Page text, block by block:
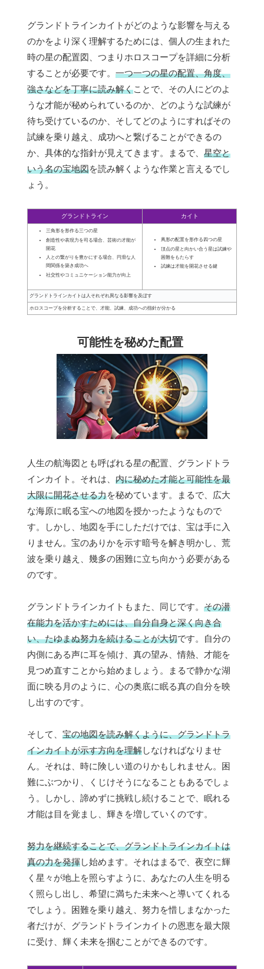
グランドトラインカイトがどのような影響を与える
のかをより深く理解するためには、個人の生まれた
時の星の配置図、つまりホロスコープを詳細に分析
することが必要です。 一つ一つの星の配置、角度、
強さなどを丁寧に読み解くことで、その人にどのよ
うな才能が秘められているのか、どのような試練が
待ち受けているのか、そしてどのようにすればその
試練を乗り越え、成功へと繋げることができるの
か、具体的な指針が見えてきます。まるで、 星空と
いう名の宝地図を読み解くような作業と言えるでし
ょう。
グランドトライン カイト
三角形を形作る三つの星
創造性や表現力を司る場合、芸術の才能が
開花
人との繋がりを豊かにする場合、円滑な人
間関係を築き成功へ
社交性やコミュニケーション能力が向上
凧形の配置を形作る四つの星
頂点の星と向かい合う星は試練や
困難をもたらす
試練は才能を開花させる鍵
グランドトラインカイトは人それぞれ異なる影響を及ぼす
ホロスコープを分析することで、才能、試練、成功への指針が分かる
可能性を秘めた配置
人生の航海図とも呼ばれる星の配置、グランドトラ
インカイト。それは、 内に秘めた才能と可能性を最
大限に開花させる力を秘めています。まるで、広大
な海原に眠る宝への地図を授かったようなもので
す。しかし、地図を手にしただけでは、宝は手に入
りません。宝のありかを示す暗号を解き明かし、荒
波を乗り越え、幾多の困難に立ち向かう必要がある
のです。
グランドトラインカイトもまた、同じです。 その潜
在能力を活かすためには、自分自身と深く向き合
い、たゆまぬ努力を続けることが大切です。自分の
内側にある声に耳を傾け、真の望み、情熱、才能を
見つめ直すことから始めましょう。まるで静かな湖
面に映る月のように、心の奥底に眠る真の自分を映
し出すのです。
そして、 宝の地図を読み解くように、グランドトラ
インカイトが示す方向を理解しなければなりませ
ん。それは、時に険しい道のりかもしれません。困
難にぶつかり、くじけそうになることもあるでしょ
う。しかし、諦めずに挑戦し続けることで、眠れる
才能は目を覚まし、輝きを増していくのです。
努力を継続することで、グランドトラインカイトは
真の力を発揮し始めます。それはまるで、夜空に輝
く星々が地上を照らすように、あなたの人生を明る
く照らし出し、希望に満ちた未来へと導いてくれる
でしょう。困難を乗り越え、努力を惜しまなかった
者だけが、グランドトラインカイトの恩恵を最大限
に受け、輝く未来を掴むことができるのです。